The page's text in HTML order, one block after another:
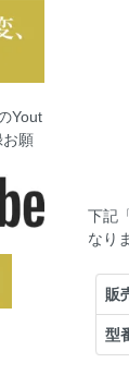
下記
なり
販
型
Yout
お願